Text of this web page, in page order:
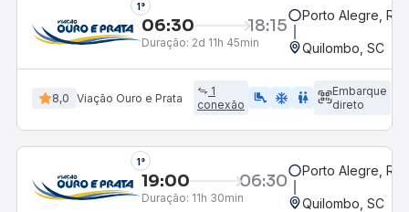
1°
06:30 18:15
Duração: 2d 11h 45min
Porto Alegre, RS
Quilombo, SC
8,0 Viação Ouro e Prata
1
conexão
airline_seat_legroom_extra ac_unit WC
Embarque
direto
1°
19:00 06:30
Duração: 11h 30min
Porto Alegre, RS
Quilombo, SC